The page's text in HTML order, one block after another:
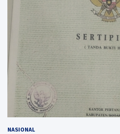
NASIONAL